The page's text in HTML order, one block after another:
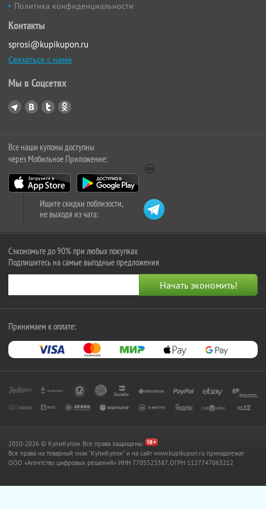
Политика конфиденциальности
Контакты
sprosi@kupikupon.ru
Связаться с нами
Мы в Соцсетях
Все наши купоны доступны
через Мобильное Приложение:
Ищите скидки поблизости,
не выходя из чата:
Сэкономьте до 90% при любых покупках
Подпишитесь на самые выгодные предложения
Принимаем к оплате:
2010-2026 © КупиКупон. Все права защищены.
Все права на товарный знак "КупиКупон" и на сайт www.kupikupon.ru принадлежат
OOO «Агентство цифровых решений» ИНН 7705523387, ОГРН 1127747063212